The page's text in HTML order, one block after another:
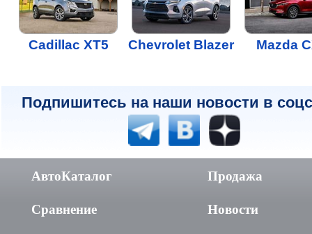
Cadillac XT5 Chevrolet Blazer Mazda
Подпишитесь на наши новости в
АвтоКаталог
Сравнение
Продажа
Новости